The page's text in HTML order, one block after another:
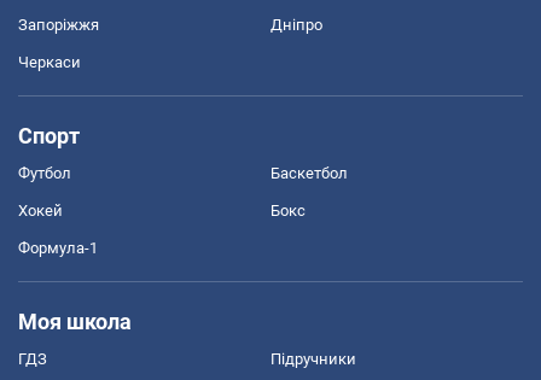
Запоріжжя Дніпро
Черкаси
Спорт
Футбол Баскетбол
Хокей Бокс
Формула-1
Моя школа
ГДЗ Підручники